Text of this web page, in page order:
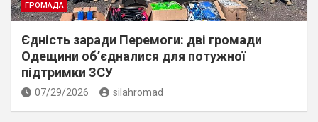
ГРОМАДА
Єдність заради Перемоги: дві громади
Одещини об’єдналися для потужної
підтримки ЗСУ
07/29/2026 silahromad